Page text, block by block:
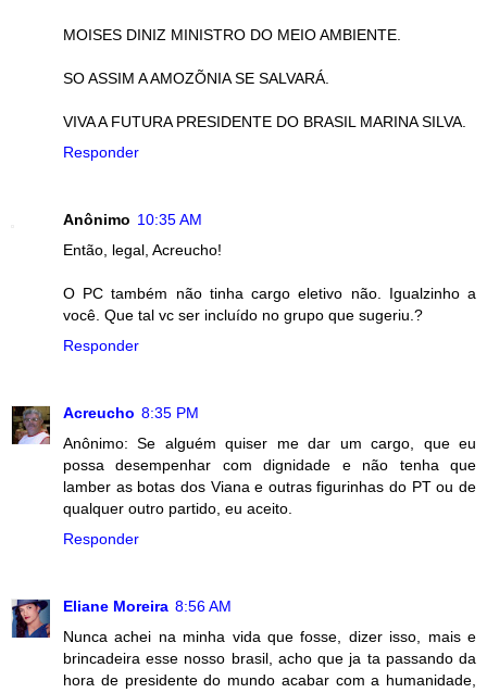
MOISES DINIZ MINISTRO DO MEIO AMBIENTE.
SO ASSIM A AMOZÕNIA SE SALVARÁ.
VIVA A FUTURA PRESIDENTE DO BRASIL MARINA SILVA.
Responder
Anônimo 10:35 AM
Então, legal, Acreucho!
O PC também não tinha cargo eletivo não. Igualzinho a
você. Que tal vc ser incluído no grupo que sugeriu.?
Responder
Acreucho 8:35 PM
Anônimo: Se alguém quiser me dar um cargo, que eu
possa desempenhar com dignidade e não tenha que
lamber as botas dos Viana e outras figurinhas do PT ou de
qualquer outro partido, eu aceito.
Responder
Eliane Moreira 8:56 AM
Nunca achei na minha vida que fosse, dizer isso, mais e
brincadeira esse nosso brasil, acho que ja ta passando da
hora de presidente do mundo acabar com a humanidade,